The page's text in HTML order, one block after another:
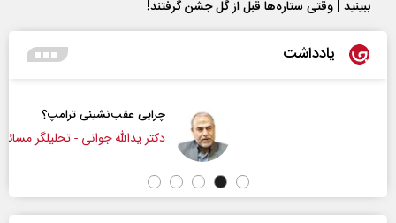
ببینید | وقتی ستاره‌ها قبل از گل جشن گرفتند!
یادداشت
چرایی عقب‌نشینی ترامپ؟
دکتر یدالله جوانی - تحلیلگر مسائل سیاسی